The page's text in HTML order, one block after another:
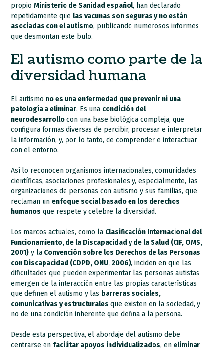
propioMinisterio de Sanidad español, han declarado
repetidamente que las vacunas son seguras y no están
asociadas con el autismo, publicando numerosos informes
que desmontan este bulo.
El autismo como parte de la
diversidad humana
El autismo no es una enfermedad que prevenir ni una
patología a eliminar. Es una condición del
neurodesarrollo con una base biológica compleja, que
configura formas diversas de percibir, procesar e interpretar
la información, y, por lo tanto, de comprender e interactuar
con el entorno.
Así lo reconocen organismos internacionales, comunidades
científicas, asociaciones profesionales y, especialmente, las
organizaciones de personas con autismo y sus familias, que
reclaman unenfoque social basado en los derechos
humanos que respete y celebre la diversidad.
Los marcos actuales, como la Clasificación Internacional del
Funcionamiento, de la Discapacidad y de la Salud (CIF, OMS,
2001) y la Convención sobre los Derechos de las Personas
con Discapacidad (CDPD, ONU, 2006), inciden en que las
dificultades que pueden experimentar las personas autistas
emergen de la interacción entre las propias características
que definen el autismo y las barreras sociales,
comunicativas y estructurales que existen en la sociedad, y
no de una condición inherente que defina a la persona.
Desde esta perspectiva, el abordaje del autismo debe
centrarse en facilitar apoyos individualizados, eneliminar